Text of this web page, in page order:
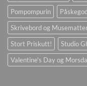
Pompompurin
Skrivebord og
Stort Priskutt!
Studio
Valentine's Day og